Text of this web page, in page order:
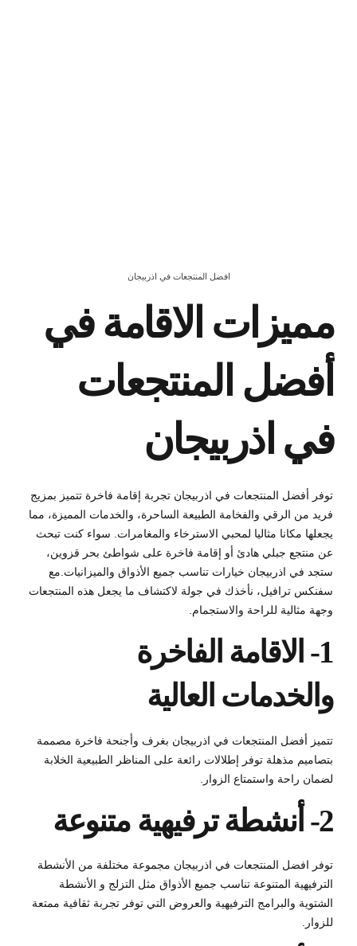
افضل المنتجعات في اذربيجان
مميزات الاقامة في
أفضل المنتجعات
في اذربيجان
توفر أفضل المنتجعات في اذربيجان تجربة إقامة فاخرة تتميز بمزيج
فريد من الرقي والفخامة الطبيعة الساحرة، والخدمات المميزة، مما
يجعلها مكانا مثاليا لمحبي الاسترخاء والمغامرات. سواء كنت تبحث
عن منتجع جبلي هادئ أو إقامة فاخرة على شواطئ بحر قزوين،
ستجد في اذربيجان خيارات تناسب جميع الأذواق والميزانيات. مع
سفنكس ترافيل، نأخذك في جولة لاكتشاف ما يجعل هذه المنتجعات
وجهة مثالية للراحة والاستجمام.
1- الاقامة الفاخرة
والخدمات العالية
تتميز أفضل المنتجعات في اذربيجان بغرف وأجنحة فاخرة مصممة
بتصاميم مذهلة توفر إطلالات رائعة على المناظر الطبيعية الخلابة
لضمان راحة واستمتاع الزوار.
2- أنشطة ترفيهية متنوعة
توفر افضل المنتجعات في اذربيجان مجموعة مختلفة من الأنشطة
الترفيهية المتنوعة تناسب جميع الأذواق مثل التزلج و الأنشطة
الشتوية والبرامج الترفيهية والعروض التي توفر تجربة ثقافية ممتعة
للزوار.